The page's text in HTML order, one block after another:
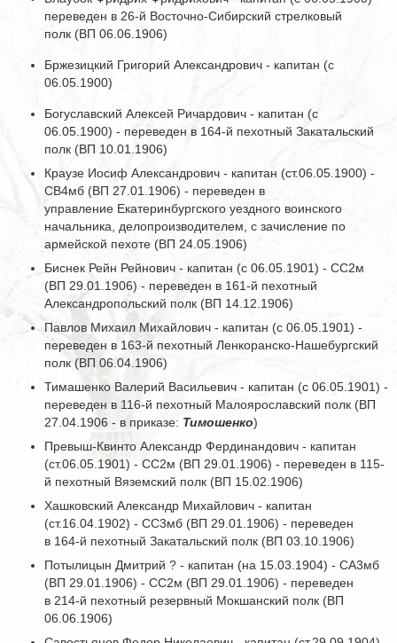
переведен в 26-й Восточно-Сибирский стрелковый
полк (ВП 06.06.1906)
Бржезицкий Григорий Александрович - капитан (с
06.05.1900)
Богуславский Алексей Ричардович - капитан (с
06.05.1900) - переведен в 164-й пехотный Закатальский
полк (ВП 10.01.1906)
Краузе Иосиф Александрович - капитан (ст.06.05.1900) -
СВ4мб (ВП 27.01.1906) - переведен в
управление Екатеринбургского уездного воинского
начальника, делопроизводителем, с зачисление по
армейской пехоте (ВП 24.05.1906)
Биснек Рейн Рейнович - капитан (с 06.05.1901) - СС2м
(ВП 29.01.1906) - переведен в 161-й пехотный
Александропольский полк (ВП 14.12.1906)
Павлов Михаил Михайлович - капитан (с 06.05.1901) -
переведен в 163-й пехотный Ленкоранско-Нашебургский
полк (ВП 06.04.1906)
Тимашенко Валерий Васильевич - капитан (с 06.05.1901) -
переведен в 116-й пехотный Малоярославский полк (ВП
27.04.1906 - в приказе: Тимошенко)
Превыш-Квинто Александр Фердинандович - капитан
(ст.06.05.1901) - СС2м (ВП 29.01.1906) - переведен в 115-
й пехотный Вяземский полк (ВП 15.02.1906)
Хашковский Александр Михайлович - капитан
(ст.16.04.1902) - СС3мб (ВП 29.01.1906) - переведен
в 164-й пехотный Закатальский полк (ВП 03.10.1906)
Потылицын Дмитрий ? - капитан (на 15.03.1904) - СА3мб
(ВП 29.01.1906) - СС2м (ВП 29.01.1906) - переведен
в 214-й пехотный резервный Мокшанский полк (ВП
06.06.1906)